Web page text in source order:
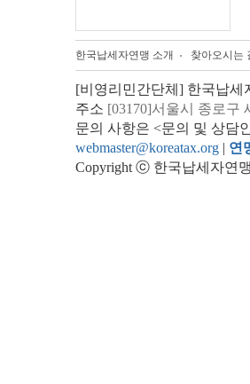
한국납세자연맹 소개 찾아오시는
[비영리민간단체] 한국납세
주소 [03170]서울시 종로구
문의 사항은 <문의 및 상담
webmaster@koreatax.org | 연
Copyright ⓒ 한국납세자연맹